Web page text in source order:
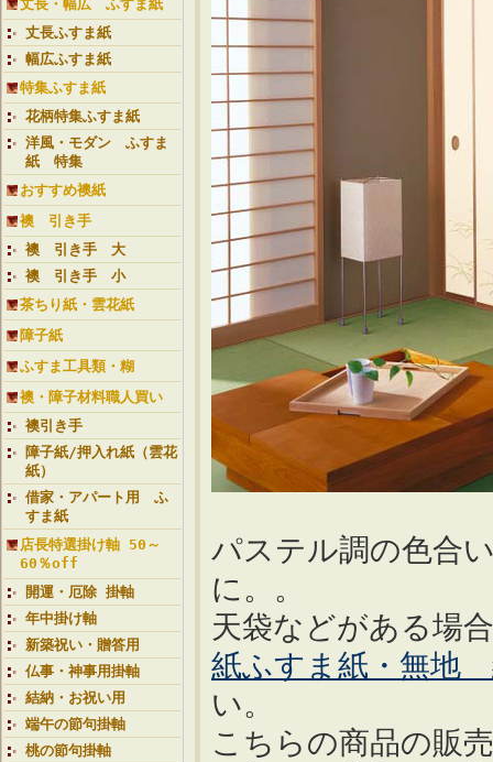
丈長・幅広 ふすま紙
丈長ふすま紙
幅広ふすま紙
特集ふすま紙
花柄特集ふすま紙
洋風・モダン ふすま
紙 特集
おすすめ襖紙
襖 引き手
襖 引き手 大
襖 引き手 小
茶ちり紙・雲花紙
障子紙
ふすま工具類・糊
襖・障子材料職人買い
襖引き手
障子紙/押入れ紙（雲花
紙）
借家・アパート用 ふ
すま紙
店長特選掛け軸 50～
60％off
開運・厄除 掛軸
年中掛け軸
新築祝い・贈答用
仏事・神事用掛軸
結納・お祝い用
端午の節句掛軸
桃の節句掛軸
パステル調の色合
に。。
天袋などがある場
紙ふすま紙・無地
い。
こちらの商品の販